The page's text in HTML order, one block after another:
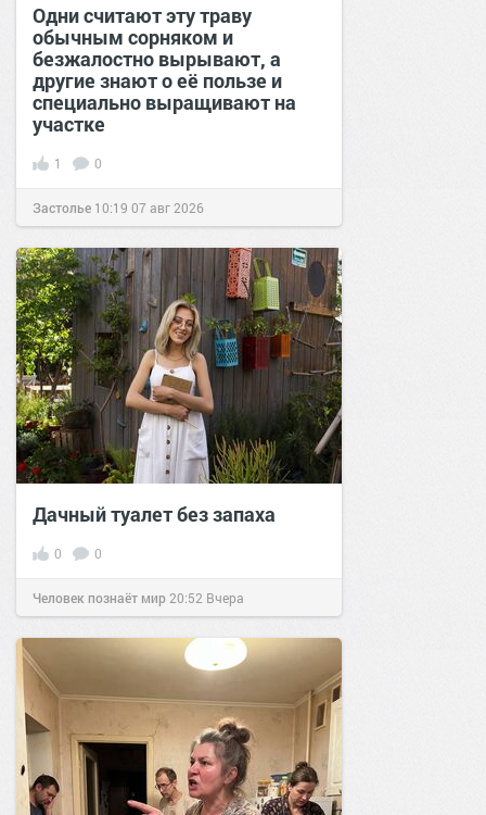
Одни считают эту траву
обычным сорняком и
безжалостно вырывают, а
другие знают о её пользе и
специально выращивают на
участке
1 0
Застолье 10:19 07 авг 2026
Дачный туалет без запаха
0 0
Человек познаёт мир 20:52 Вчера